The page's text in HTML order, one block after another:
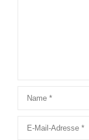
Name